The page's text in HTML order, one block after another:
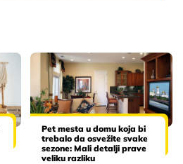
Pet mesta u domu koja bi
trebalo da osvežite svake
sezone: Mali detalji prave
veliku razliku